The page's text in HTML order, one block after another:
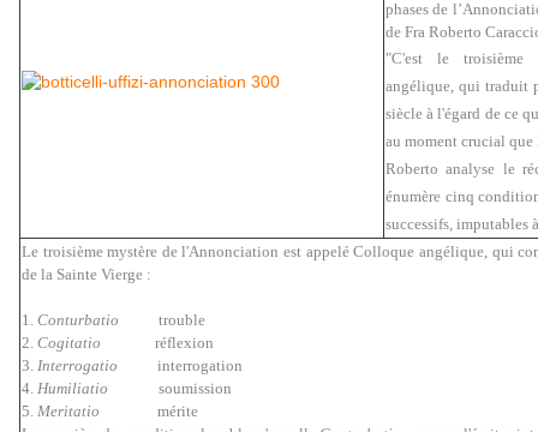
phases de
de Fra Roberto
"C'est le troisième
angélique, qui traduit
siècle à l'égard de ce
au moment crucial que
Roberto analyse le
énumère cinq
successifs, imputables
Le troisième mystère de l'Annonciation est appelé Colloque angélique, qui
de la Sainte Vierge :
1. Conturbatio trouble
2. Cogitatio
réflexion
3. Interrogatio interrogation
4. Humiliatio soumission
5. Meritatio mérite